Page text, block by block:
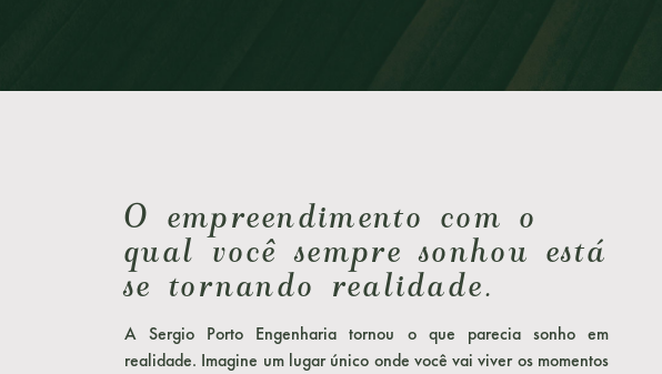
O empreendimento com o
qual você sempre sonhou está
se tornando realidade.
A Sergio Porto Engenharia tornou o que parecia sonho em
realidade. Imagine um lugar único onde você vai viver os momentos